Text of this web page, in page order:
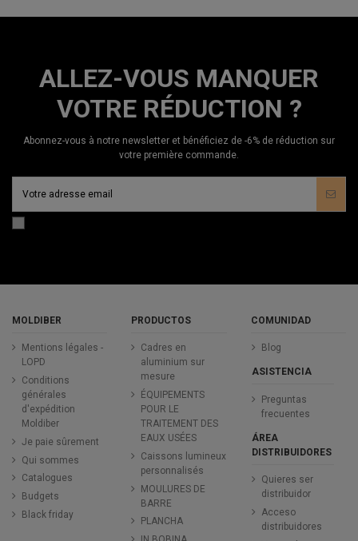
ALLEZ-VOUS MANQUER
VOTRE RÉDUCTION ?
Abonnez-vous à notre newsletter et bénéficiez de -6% de réduction sur
votre première commande.
MOLDIBER
Mentions légales -
LOPD
Conditions
générales
d'expédition
Moldiber
Je paie sûrement
Qui sommes
Catalogues
Budgets
Black friday
PRODUCTOS
Cadres en
aluminium sur
mesure
ÉQUIPEMENTS
POUR LE
TRAITEMENT DES
EAUX USÉES
Caissons lumineux
personnalisés
MOULURES DE
BARRE
PLANCHA
COMUNIDAD
Blog
ASISTENCIA
Preguntas
frecuentes
ÁREA
DISTRIBUIDORES
Quieres ser
distribuidor
Acceso
distribuidores